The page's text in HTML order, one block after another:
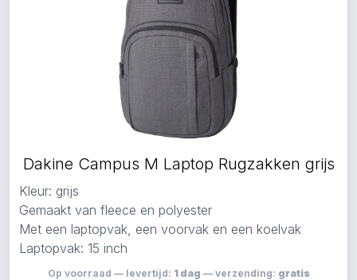
Dakine Campus M Laptop Rugzakken grijs
Kleur: grijs
Gemaakt van fleece en polyester
Met een laptopvak, een voorvak en een koelvak
Laptopvak: 15 inch
Op voorraad — levertijd: 1 dag — verzending: gratis